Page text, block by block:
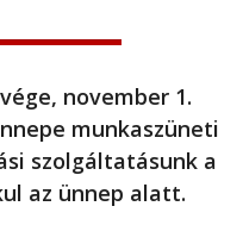
november 1.
munkaszüneti
szolgáltatásunk a
az ünnep alatt.